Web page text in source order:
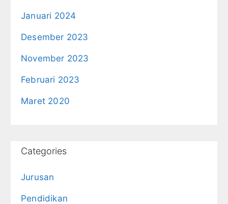
Januari 2024
Desember 2023
November 2023
Februari 2023
Maret 2020
Categories
Jurusan
Pendidikan